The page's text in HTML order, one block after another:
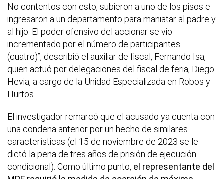
No contentos con esto, subieron a uno de los pisos e
ingresaron a un departamento para maniatar al padre y
al hijo. El poder ofensivo del accionar se vio
incrementado por el número de participantes
(cuatro)”, describió el auxiliar de fiscal, Fernando Isa,
quien actuó por delegaciones del fiscal de feria, Diego
Hevia, a cargo de la Unidad Especializada en Robos y
Hurtos.
El investigador remarcó que el acusado ya cuenta con
una condena anterior por un hecho de similares
características (el 15 de noviembre de 2023 se le
dictó la pena de tres años de prisión de ejecución
condicional). Como último punto, el representante del